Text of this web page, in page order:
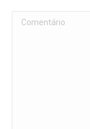
Comentário